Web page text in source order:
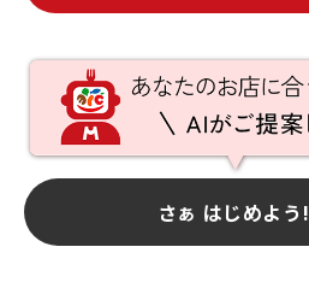
さぁ はじめよう!